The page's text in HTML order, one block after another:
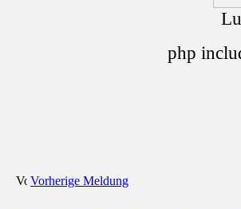
php
Vorherige Meldung